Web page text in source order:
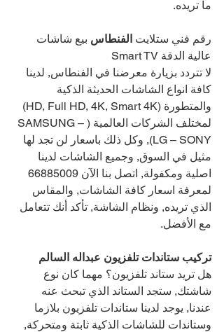
ما تريده.
رقم فني ستلايت الفنطاس بيع شاشات
عالية الدقة Smart TV
لا تتردد بزيارة معرضنا في الفنطاس, لدينا
كافة انواع الشاشات الحديثة الذكية
والمتطورة (HD, Full HD, 4K, Smart 4K)
لمختلف الشركات العالمية (SAMSUNG –
LG – SONY), وكل ذلك باسعار لن تجد لها
مثيل في السوق, وجميع الشاشات لدينا
اصلية ومكفولة, اتصل بنا الآن 66885009
لمعرفة اسعار كافة الشاشات, والمقاس
الذي تريده, ونظام الشاشة, تأكد أنك تتعامل
مع الأفضل.
تركيب ستاندات تلفزيون عبداله السالم
هل تريد ستاند تلفزيون؟ مهما كان نوع
شاشتك, ستجد الستاند الذي تبحث عنه
عندنا, يوجد لدينا ستاندات تلفزيون بلازما
وستاندات للشاشات الذكية ثابتة ومتحركة,